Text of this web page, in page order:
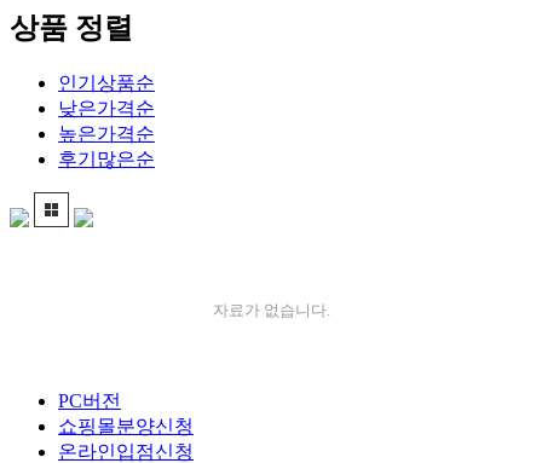
상품 정렬
인기상품순
낮은가격순
높은가격순
후기많은순
자료가 없습니다.
PC버전
쇼핑몰분양신청
온라인입점신청